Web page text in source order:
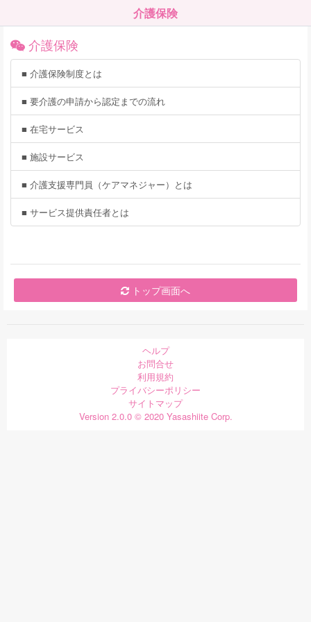
介護保険
介護保険
■ 介護保険制度とは
■ 要介護の申請から認定までの流れ
■ 在宅サービス
■ 施設サービス
■ 介護支援専門員（ケアマネジャー）とは
■ サービス提供責任者とは
トップ画面へ
ヘルプ
お問合せ
利用規約
プライバシーポリシー
サイトマップ
Version 2.0.0 © 2020 Yasashiite Corp.